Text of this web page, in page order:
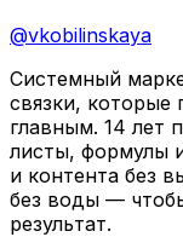
@vkobilinskaya
Системный
связки, которые
главным. 14 лет
листы, формулы
и контента без
без воды —
результат.